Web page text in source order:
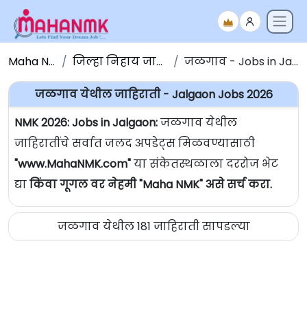
Maha NMK जिल्हा निहाय जाहिराती जळगाव - Jobs in Jalgaon
जळगाव येथील जाहिराती - Jalgaon Jobs 2026
NMK 2026: Jobs in Jalgaon:जळगाव येथील
जाहिरातींचे सर्वात जलद अपडेट्स मिळवण्यासाठी
"www.MahaNMK.com"या संकेतस्थळाला दररोज भेट
द्याकिंवा गूगल वर नेहमी "Maha NMK" असे सर्च करा.
जळगाव येथील 181 जाहिराती सापडल्या